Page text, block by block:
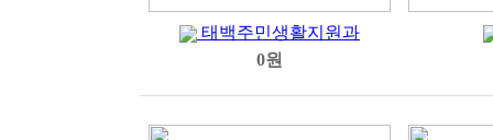
태백주민생활지원과
0원